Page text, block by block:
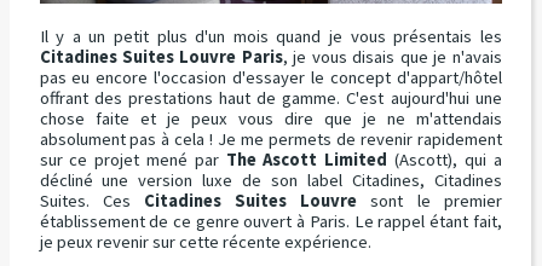
Il y a un petit plus d'un mois quand je vous présentais les
Citadines Suites Louvre Paris, je vous disais que je n'avais
pas eu encore l'occasion d'essayer le concept d'appart/hôtel
offrant des prestations haut de gamme. C'est aujourd'hui une
chose faite et je peux vous dire que je ne m'attendais
absolument pas à cela ! Je me permets de revenir rapidement
sur ce projet mené par The Ascott Limited (Ascott), qui a
décliné une version luxe de son label Citadines, Citadines
Suites. Ces Citadines Suites Louvre sont le premier
établissement de ce genre ouvert à Paris. Le rappel étant fait,
je peux revenir sur cette récente expérience.